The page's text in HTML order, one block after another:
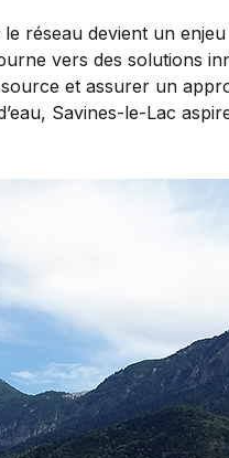
le réseau devient un
vers des solutions
et assurer un
Savines-le-Lac